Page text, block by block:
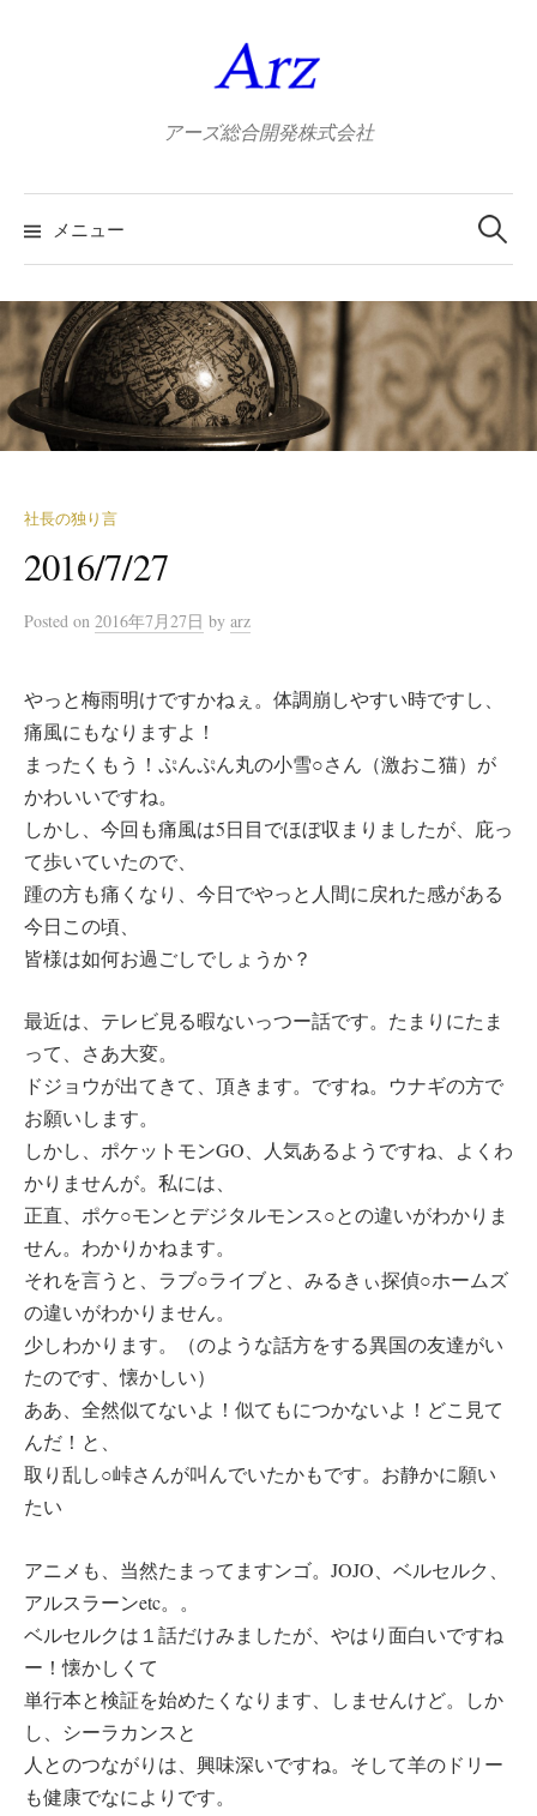
キ
プ
アーズ総合開発株式会社
メニュー
検
索:
社長の独り言
2016/7/27
Posted on 2016年7月27日 by arz
やっと梅雨明けですかねぇ。体調崩しやすい時ですし、
痛風にもなりますよ！
まったくもう！ぷんぷん丸の小雪○さん（激おこ猫）が
かわいいですね。
しかし、今回も痛風は5日目でほぼ収まりましたが、庇っ
て歩いていたので、
踵の方も痛くなり、今日でやっと人間に戻れた感がある
今日この頃、
皆様は如何お過ごしでしょうか？
最近は、テレビ見る暇ないっつー話です。たまりにたま
って、さあ大変。
ドジョウが出てきて、頂きます。ですね。ウナギの方で
お願いします。
しかし、ポケットモンGO、人気あるようですね、よくわ
かりませんが。私には、
正直、ポケ○モンとデジタルモンス○との違いがわかりま
せん。わかりかねます。
それを言うと、ラブ○ライブと、みるきぃ探偵○ホームズ
の違いがわかりません。
少しわかります。（のような話方をする異国の友達がい
たのです、懐かしい）
ああ、全然似てないよ！似てもにつかないよ！どこ見て
んだ！と、
取り乱し○峠さんが叫んでいたかもです。お静かに願い
たい
アニメも、当然たまってますンゴ。JOJO、ベルセルク、
アルスラーンetc。。
ベルセルクは１話だけみましたが、やはり面白いですね
ー！懐かしくて
単行本と検証を始めたくなります、しませんけど。しか
し、シーラカンスと
人とのつながりは、興味深いですね。そして羊のドリー
も健康でなによりです。